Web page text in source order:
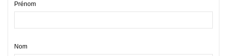
Prénom
Nom